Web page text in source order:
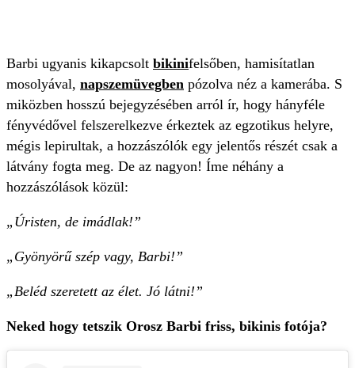
Barbi ugyanis kikapcsolt bikinifelsőben, hamisítatlan
mosolyával, napszemüvegben pózolva néz a kamerába. S
miközben hosszú bejegyzésében arról ír, hogy hányféle
fényvédővel felszerelkezve érkeztek az egzotikus helyre,
mégis lepirultak, a hozzászólók egy jelentős részét csak a
látvány fogta meg. De az nagyon! Íme néhány a
hozzászólások közül:
„Úristen, de imádlak!”
„Gyönyörű szép vagy, Barbi!”
„Beléd szeretett az élet. Jó látni!”
Neked hogy tetszik Orosz Barbi friss, bikinis fotója?